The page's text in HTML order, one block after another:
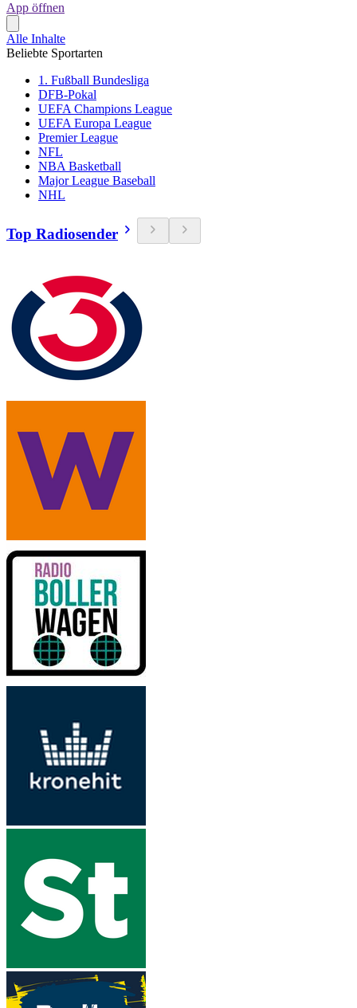
App öffnen
Alle Inhalte
Beliebte Sportarten
1. Fußball Bundesliga
DFB-Pokal
UEFA Champions League
UEFA Europa League
Premier League
NFL
NBA Basketball
Major League Baseball
NHL
Top Radiosender